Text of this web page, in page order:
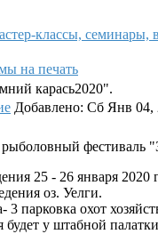
классы, семинары,
карась2020".
Добавлено: Сб Янв 04,
фестиваль
25 - 26 января 2020
оз. Уелги.
3 парковка охот
будет у штабной